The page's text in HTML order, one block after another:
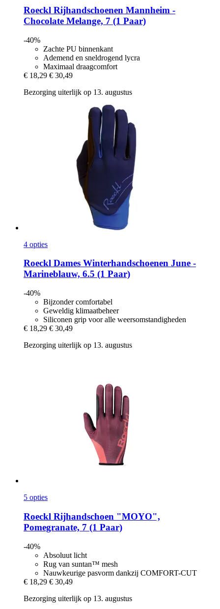
Roeckl Rijhandschoenen Mannheim -​
Chocolate Melange, 7 (1 Paar)
-40%
Zachte PU binnenkant
Ademend en sneldrogend lycra
Maximaal draagcomfort
€ 18,29 € 30,49
Bezorging uiterlijk op 13. augustus
4 opties
Roeckl Dames Winterhandschoenen June -​
Marineblauw, 6.5 (1 Paar)
-40%
Bijzonder comfortabel
Geweldig klimaatbeheer
Siliconen grip voor alle weersomstandigheden
€ 18,29 € 30,49
Bezorging uiterlijk op 13. augustus
5 opties
Roeckl Rijhandschoen "MOYO",
Pomegranate, 7 (1 Paar)
-40%
Absoluut licht
Rug van suntan™ mesh
Nauwkeurige pasvorm dankzij COMFORT-CUT
€ 18,29 € 30,49
Bezorging uiterlijk op 13. augustus